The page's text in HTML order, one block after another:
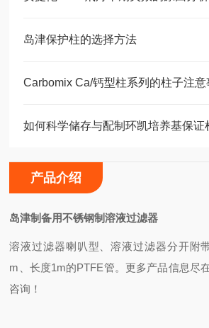
岛津保护柱的选择方法
Carbomix Ca/钙型柱系列的柱子注意
如何科学储存与配制环凯培养基保证
产品介绍
岛津制备用不锈钢制溶液过滤器
溶液过滤器喇叭型、溶液过滤器分开附
m、长度1m的PTFE管。更多产品信息尽
咨询！